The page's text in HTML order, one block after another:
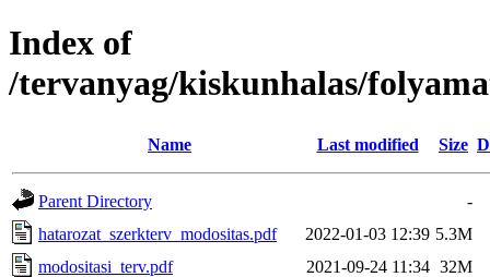
Index of
/tervanyag/kiskunhalas/
Name Last modified Size
Parent Directory
-
hatarozat_szerkterv_modositas.pdf
2022-01-03 12:39 5.3M
modositasi_terv.pdf
2021-09-24 11:34 32M